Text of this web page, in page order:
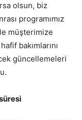
olsun, biz
programımız
müşterimize
bakımlarını
güncellemeleri